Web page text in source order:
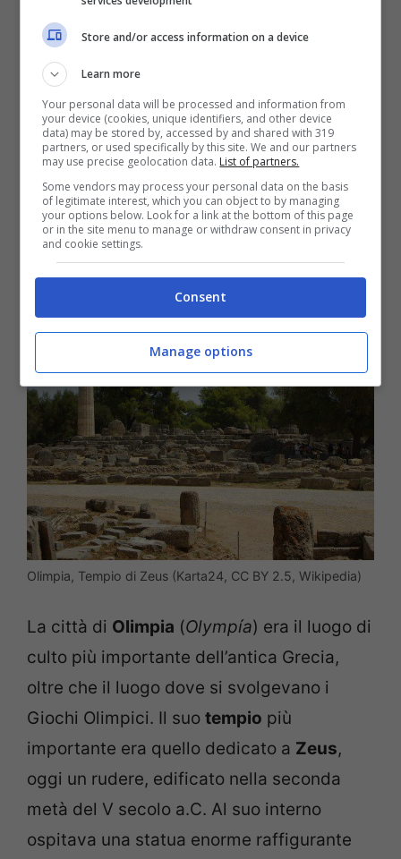
regione dell’Argolide, ed è luogo ricco di
storia oltre che uno dei più importanti della
mitologia greca.
Leggi anche –>Le 10 spiagge più
spettacolari della Grecia da vedere
almeno una volta nella vita
Olimpia
Olimpia, Tempio di Zeus (Karta24, CC BY 2.5, Wikipedia)
La città di Olimpia (Olympía) era il luogo di
culto più importante dell’antica Grecia,
oltre che il luogo dove si svolgevano i
Giochi Olimpici. Il suo tempio più
importante era quello dedicato a Zeus,
oggi un rudere, edificato nella seconda
metà del V secolo a.C. Al suo interno
ospitava una statua enorme raffigurante
Store and/or access information on a device
Learn more
Your personal data will be processed and information from
your device (cookies, unique identifiers, and other device
data) may be stored by, accessed by and shared with 319
partners, or used specifically by this site. We and our partners
may use precise geolocation data. List of partners.
Some vendors may process your personal data on the basis
of legitimate interest, which you can object to by managing
your options below. Look for a link at the bottom of this page
or in the site menu to manage or withdraw consent in privacy
and cookie settings.
Consent
Manage options